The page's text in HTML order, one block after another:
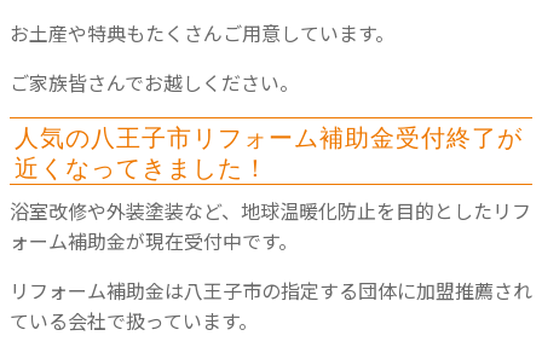
お土産や特典もたくさんご用意しています。
ご家族皆さんでお越しください。
人気の八王子市リフォーム補助金受付終了が
近くなってきました！
浴室改修や外装塗装など、地球温暖化防止を目的としたリフ
ォーム補助金が現在受付中です。
リフォーム補助金は八王子市の指定する団体に加盟推薦され
ている会社で扱っています。